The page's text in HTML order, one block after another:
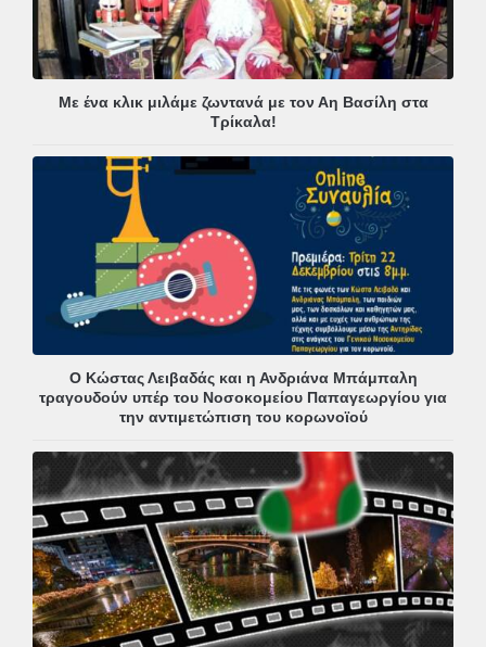
Με ένα κλικ μιλάμε ζωντανά με τον Αη Βασίλη στα
Τρίκαλα!
Ο Κώστας Λειβαδάς και η Ανδριάνα Μπάμπαλη
τραγουδούν υπέρ του Νοσοκομείου Παπαγεωργίου για
την αντιμετώπιση του κορωνοϊού